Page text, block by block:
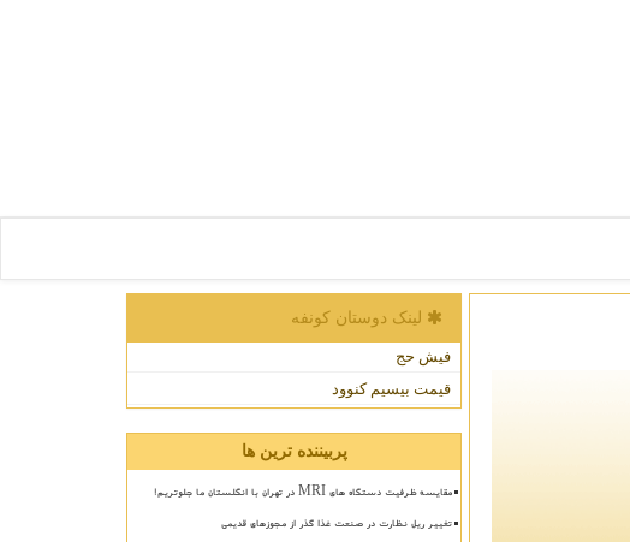
لینک دوستان كونفه
فیش حج
قیمت بیسیم کنوود
پربیننده ترین ها
مقایسه ظرفیت دستگاه های MRI در تهران با انگلستان ما جلوتریم!
تغییر ریل نظارت در صنعت غذا گذر از مجوزهای قدیمی